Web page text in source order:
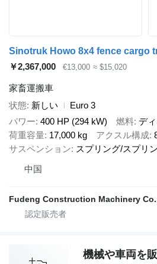
Sinotruk Howo 8x4 fence cargo
￥2,367,000
€13,000 ≈ $15,020
家畜運搬車
状態 新しい
Euro 3
パワー 400 HP (294 kW) 燃料 デ
荷重容量 17,000 kg アクスル構成
サスペンション
スプリング/スプリ
中国
Fudeng Construction Machinery
機械や車両を